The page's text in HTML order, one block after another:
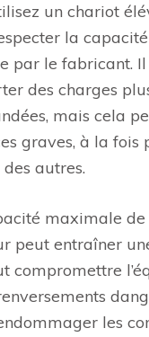
un chariot
la
par le fabricant.
des charges
mais cela
graves, à la fois
autres.
maximale
peut entraîner
compromettre
les